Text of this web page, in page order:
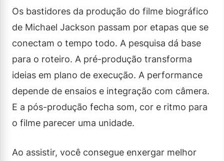
Os bastidores da produção do filme biográfico
de Michael Jackson passam por etapas que se
conectam o tempo todo. A pesquisa dá base
para o roteiro. A pré-produção transforma
ideias em plano de execução. A performance
depende de ensaios e integração com câmera.
E a pós-produção fecha som, cor e ritmo para
o filme parecer uma unidade.
Ao assistir, você consegue enxergar melhor